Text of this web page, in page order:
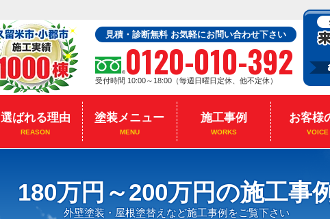
見積・診断無料 お気軽にお問い合わせ下さい
0120-010-392
受付時間 10:00～18:00（毎週日曜日定休、他不定休）
選ばれる理由
REASON
塗装メニュー
MENU
施工事例
WORKS
お客様
VOICE
180万円～200万円の施工事
外壁塗装・屋根塗替えなど施工事例をご覧下さい